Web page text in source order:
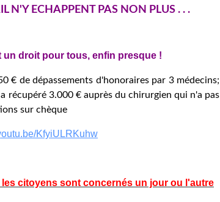
N'Y ECHAPPENT PAS NON PLUS . . .
un droit pour tous, enfin presque !
€ de dépassements d'honoraires par 3 médecins;
récupéré 3.000 € auprès du chirurgien qui n'a pas
sur chèque
KfyiULRKuhw
citoyens sont concernés un jour ou l'autre